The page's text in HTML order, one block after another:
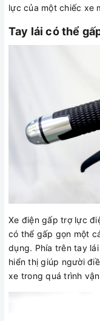
lực của một chiếc xe
Tay lái có thể
Xe điện gấp trợ lực
có thể gấp gọn một
dụng. Phía trên tay
hiển thị giúp người
xe trong quá trình